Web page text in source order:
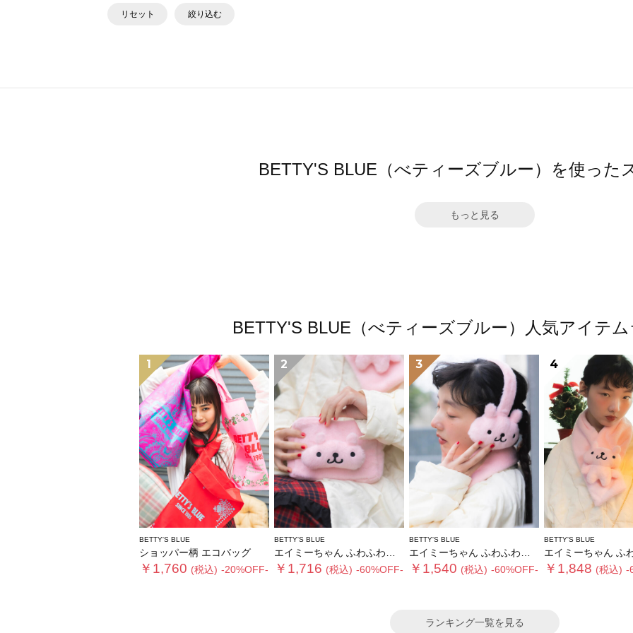
リセット 絞り込む
BETTY'S BLUE（べティーズブルー）を使った
もっと見る
BETTY'S BLUE（べティーズブルー）人気アイテ
1
BETTY'S BLUE
ショッパー柄 エコバッグ
￥1,760 (税込) -20%OFF-
2
BETTY'S BLUE
エイミーちゃん ふわふわショルダーバッグ
￥1,716 (税込) -60%OFF-
3
BETTY'S BLUE
エイミーちゃん ふわふわイヤーマフ
￥1,540 (税込) -60%OFF-
4
BETTY'S BLUE
エイミーちゃん ふわふわテ
￥1,848 (税込) -
ランキング一覧を見る